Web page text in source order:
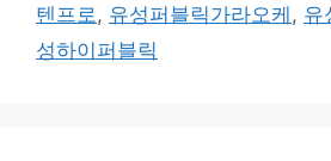
텐프로 , 유성퍼블릭가라오케 , 유
성하이퍼블릭